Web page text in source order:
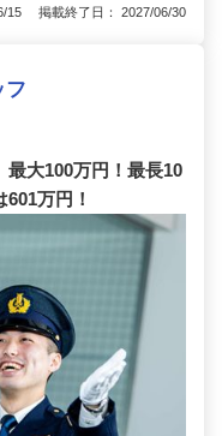
15 掲載終了日： 2027/06/30
フ
最大100万円！最長10
万円！